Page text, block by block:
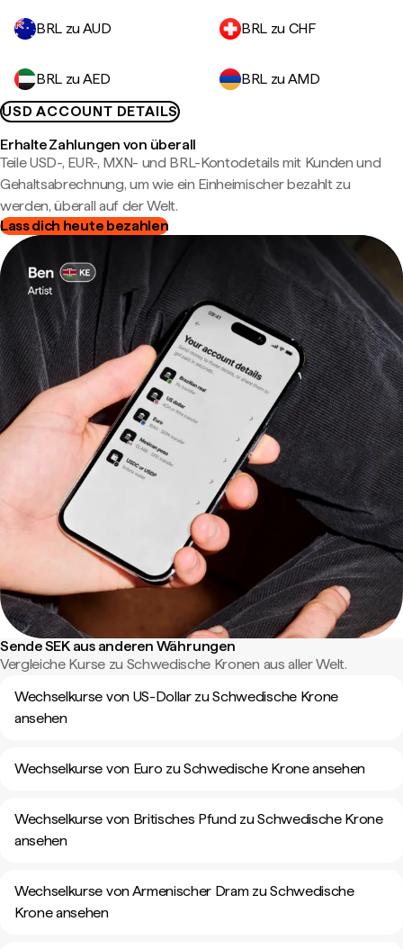
BRL zu AUD BRL zu CHF
BRL zu AED
BRL zu AMD
USD ACCOUNT DETAILS
Erhalte Zahlungen von überall
Teile USD-, EUR-, MXN- und BRL-Kontodetails mit Kunden und
Gehaltsabrechnung, um wie ein Einheimischer bezahlt zu
werden, überall auf der Welt.
Lass dich heute bezahlen
Sende SEK aus anderen Währungen
Vergleiche Kurse zu Schwedische Kronen aus aller Welt.
Wechselkurse von US-Dollar zu Schwedische Krone
ansehen
Wechselkurse von Euro zu Schwedische Krone ansehen
Wechselkurse von Britisches Pfund zu Schwedische Krone
ansehen
Wechselkurse von Armenischer Dram zu Schwedische
Krone ansehen